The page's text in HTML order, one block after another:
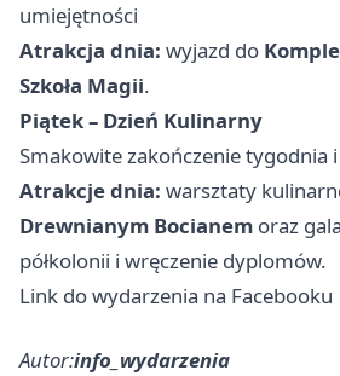
umiejętności
Atrakcja dnia: wyjazd do
Szkoła Magii.
Piątek – Dzień Kulinarny
Smakowite zakończenie tygodnia
Atrakcje dnia: warsztaty
Drewnianym Bocianem oraz
półkolonii i wręczenie dyplomów.
Link do wydarzenia na Facebooku
Autor:info_wydarzenia